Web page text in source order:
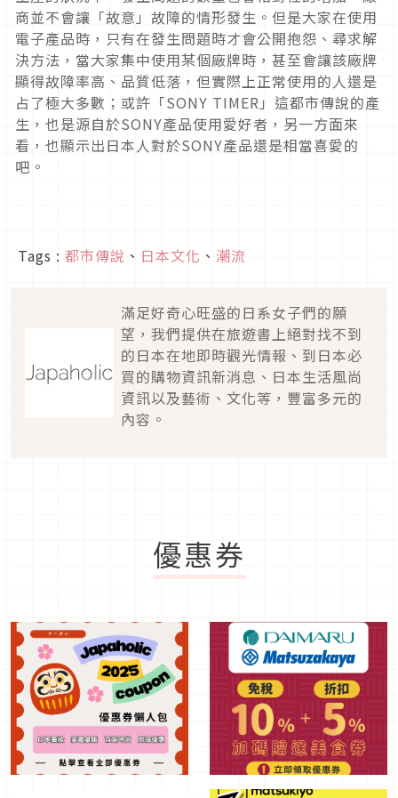
商並不會讓「故意」故障的情形發生。但是大家在使用
電子產品時，只有在發生問題時才會公開抱怨、尋求解
決方法，當大家集中使用某個廠牌時，甚至會讓該廠牌
顯得故障率高、品質低落，但實際上正常使用的人還是
占了極大多數；或許「SONY TIMER」這都市傳說的產
生，也是源自於SONY產品使用愛好者，另一方面來
看，也顯示出日本人對於SONY產品還是相當喜愛的
吧。
Tags : 都市傳說 、 日本文化 、 潮流
滿足好奇心旺盛的日系女子們的願
望，我們提供在旅遊書上絕對找不到
的日本在地即時觀光情報、到日本必
買的購物資訊新消息、日本生活風尚
資訊以及藝術、文化等，豐富多元的
內容。
優惠券